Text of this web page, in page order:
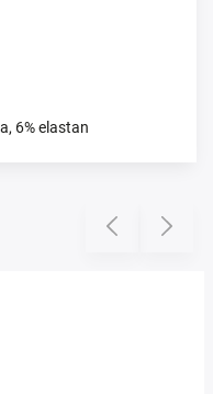
6% elastan
Previous Next